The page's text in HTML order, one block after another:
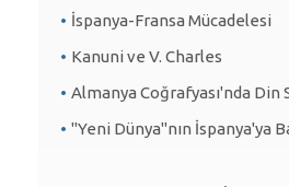
İspanya-Fransa Mücadelesi
Kanuni ve V. Charles
Almanya Coğrafyası'nda Din
"Yeni Dünya"nın İspanya'ya